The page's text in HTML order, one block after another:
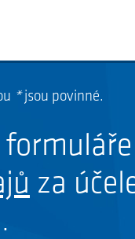
*jsou povinné.
za